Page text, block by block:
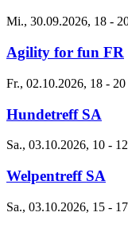
Mi., 30.09.2026, 18 -
Agility for fun FR
Fr., 02.10.2026, 18 - 20
Hundetreff SA
Sa., 03.10.2026, 10 - 12
Welpentreff SA
Sa., 03.10.2026, 15 - 17